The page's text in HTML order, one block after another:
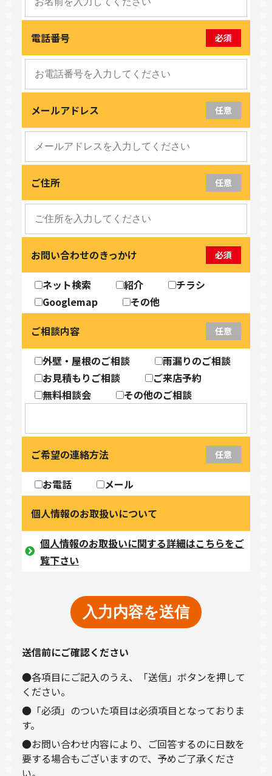
電話番号 必須
メールアドレス 任意
ご住所 任意
お問い合わせのきっかけ 必須
ネット検索 紹介
チラシ
Googlemap
その他
ご相談内容
任意
外壁・屋根のご相談
雨漏りのご相談
お見積もりご相談
ご来店予約
無料相談会
その他のご相談
ご希望の連絡方法 任意
お電話
メール
個人情報のお取扱いについて
個人情報のお取扱いに関する詳細はこちらをご
覧下さい
送信前にご確認ください
●各項目にご記入のうえ、「送信」ボタンを押して
ください。
●「必須」のついた項目は必須項目となっておりま
す。
●お問い合わせ内容により、ご回答するのに日数を
要する場合もございますので、予めご了承くださ
い。